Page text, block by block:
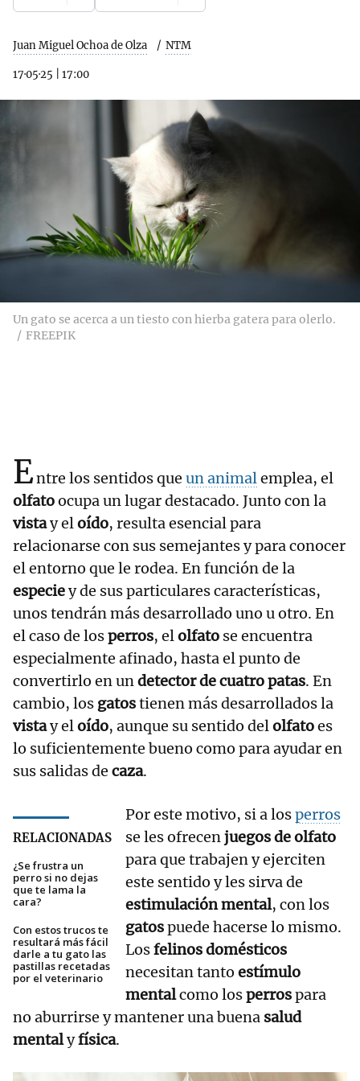
Juan Miguel Ochoa de Olza NTM
17·05·25 17:00
Un gato se acerca a un tiesto con hierba gatera para olerlo.
FREEPIK
Entre los sentidos que un animalemplea, el
olfatoocupa un lugar destacado. Junto con la
vistay eloído, resulta esencial para
relacionarse con sus semejantes y para conocer
el entorno que le rodea. En función de la
especiey de sus particulares características,
unos tendrán más desarrollado uno u otro. En
el caso de losperros, elolfato se encuentra
especialmente afinado, hasta el punto de
convertirlo en undetector de cuatro patas. En
cambio, los gatostienen más desarrollados la
vistay eloído, aunque su sentido delolfatoes
lo suficientemente bueno como para ayudar en
sus salidas de caza.
RELACIONADAS
¿Se frustra un
perro si no dejas
que te lama la
cara?
Con estos trucos te
resultará más fácil
darle a tu gato las
pastillas recetadas
por el veterinario
Por este motivo, si a losperros
se les ofrecenjuegos de olfato
para que trabajen y ejerciten
este sentido y les sirva de
estimulación mental, con los
gatospuede hacerse lo mismo.
Losfelinos domésticos
necesitan tanto estímulo
mentalcomo losperrospara
no aburrirse y mantener una buena salud
mentalyfísica.